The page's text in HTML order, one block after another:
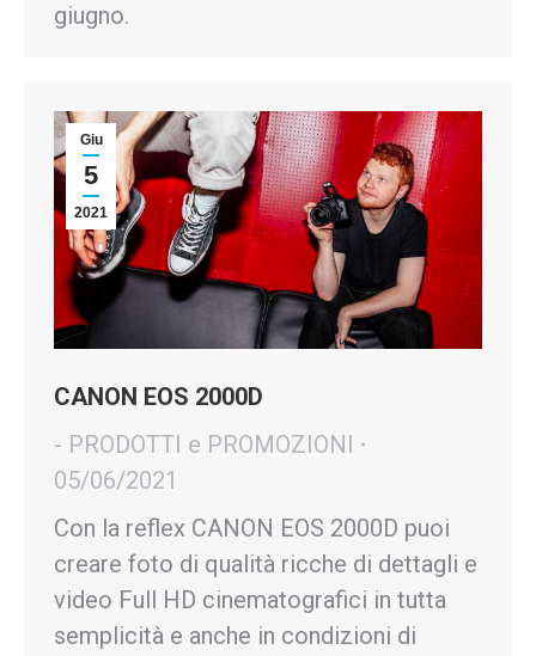
giugno.
Giu
5
2021
CANON EOS 2000D
- PRODOTTI e PROMOZIONI
05/06/2021
Con la reflex CANON EOS 2000D puoi
creare foto di qualità ricche di dettagli e
video Full HD cinematografici in tutta
semplicità e anche in condizioni di